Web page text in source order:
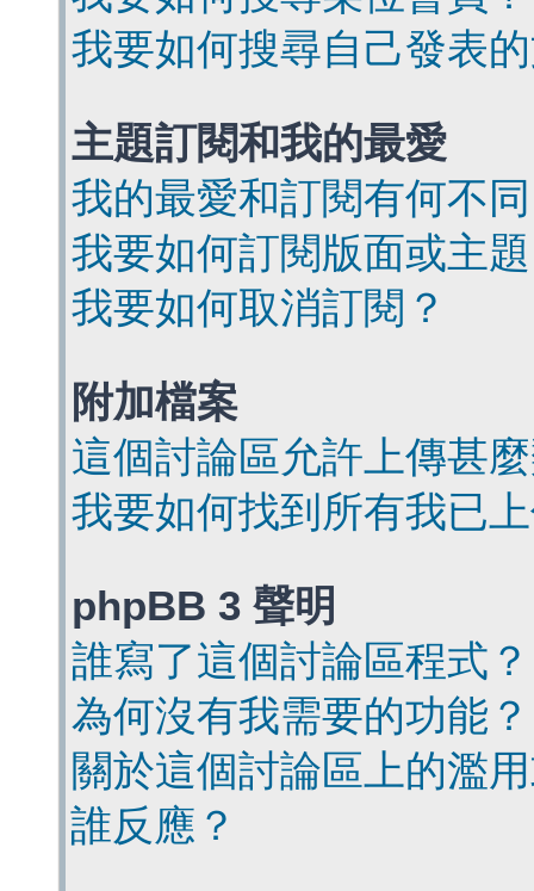
我要如何搜尋自己發表
主題訂閱和我的最愛
我的最愛和訂閱有何不
我要如何訂閱版面或主
我要如何取消訂閱？
附加檔案
這個討論區允許上傳甚
我要如何找到所有我已
phpBB 3 聲明
誰寫了這個討論區程式？
為何沒有我需要的功能？
關於這個討論區上的濫
誰反應？